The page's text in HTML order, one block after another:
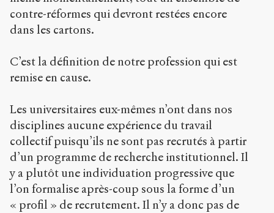
contre-réformes qui devront restées encore
dans les cartons.
C’est la définition de notre profession qui est
remise en cause.
Les universitaires eux-mêmes n’ont dans nos
disciplines aucune expérience du travail
collectif puisqu’ils ne sont pas recrutés à partir
d’un programme de recherche institutionnel. Il
y a plutôt une individuation progressive que
l’on formalise après-coup sous la forme d’un
« profil » de recrutement. Il n’y a donc pas de